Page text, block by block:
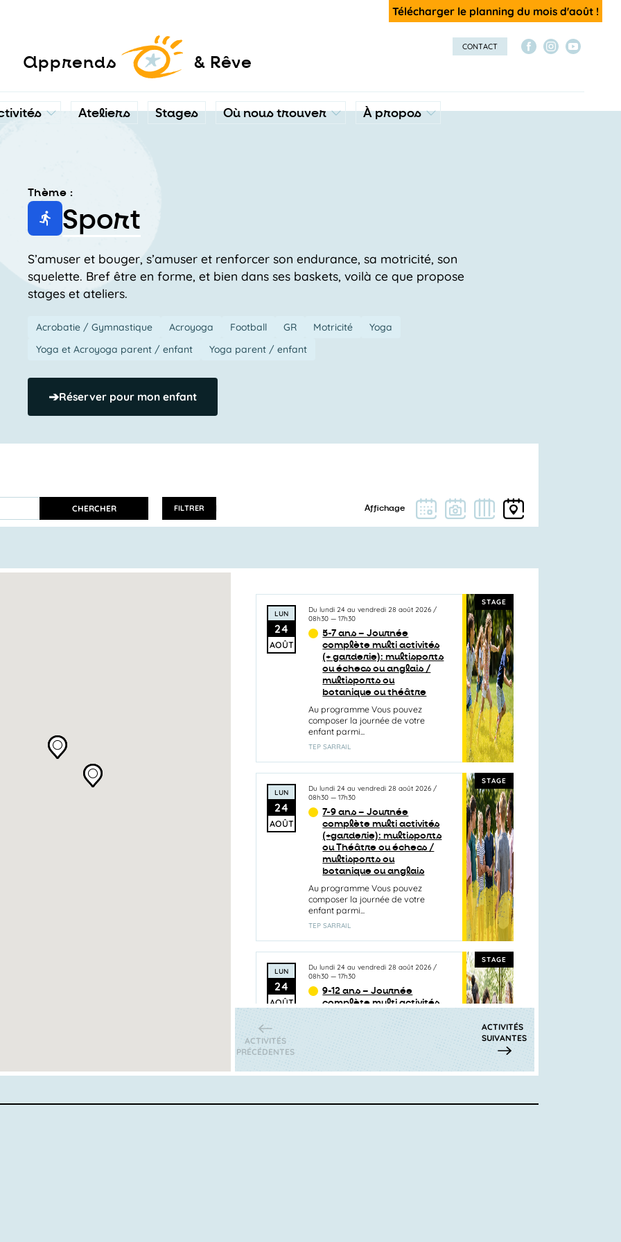
Télécharger le planning du mois d'août !
apprends & Rêve
Ateliers Stages Où nous trouver À propos
CONTACT
Thème :
Sport
S’amuser et bouger, s’amuser et renforcer son endurance, sa motricité, son
squelette. Bref être en forme, et bien dans ses baskets, voilà ce que propose
stages et ateliers.
Acrobatie / Gymnastique Acroyoga Football GR Motricité
Yoga
Yoga et Acroyoga parent / enfant
Yoga parent / enfant
➔Réserver pour mon enfant
CHERCHER FILTRER
STAGE
LUN
24
AOÛT
Dulundi 24 auvendredi 28 août 2026 /
08h30 —17h30
5-7 ans – Journée
complète multi activités
(+ garderie): multisports
ou échecs ou anglais /
multisports ou
botanique ou théâtre
Au programme Vous pouvez
composer la journée de votre
enfant parmi...
TEP SARRAIL
STAGE
LUN
24
AOÛT
Dulundi 24 auvendredi 28 août 2026 /
08h30 —17h30
7-9 ans – Journée
complète multi activités
(+garderie): multisports
ou Théâtre ou échecs /
multisports ou
botanique ou anglais
Au programme Vous pouvez
composer la journée de votre
enfant parmi...
TEP SARRAIL
STAGE
LUN
24
AOÛT
Dulundi 24 auvendredi 28 août 2026 /
08h30 —17h30
9-12 ans – Journée
complète multi activités
composer la journée de votre
TEP SARRAIL
ACTIVITÉS
PRÉCÉDENTES
ACTIVITÉS
SUIVANTES